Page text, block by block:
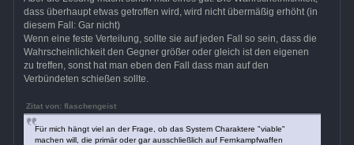
dass überhaupt etwas getroffen wird, wird nicht übermäßig erhöht (in
diesem Fall: Gar nicht)
Wenn eine feste Verteilung, sollte sie auf jeden Fall so sein, dass die
Wahrscheinlichkeit den Gegner größer oder gleich ist den eigenen
zu treffen, sonst hat man eben den Fall dass man auf den
Verbündeten schießen sollte.
Zitat von: flaschengeist
Für mich hängt viel an der Frage, ob das System Charaktere "viable"
machen will, die primär oder gar ausschließlich auf Fernkampfwaffen